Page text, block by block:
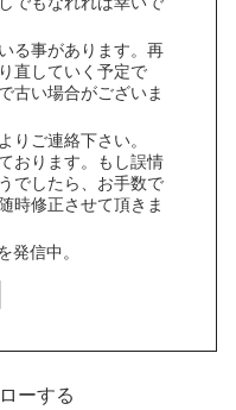
る事があります。再
直していく予定で
古い場合がございま
よりご連絡下さい。
おります。もし誤情
でしたら、お手数で
時修正させて頂きま
発信中。
ーする